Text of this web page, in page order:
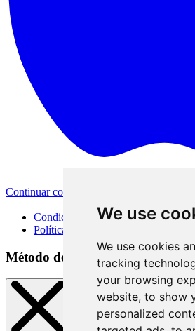
We use
We use cookies
tracking
your browsing
website, to show
personalized
Continuar con Apple
Condiciones de uso
Política de privacidad
Método de inicio de sesión